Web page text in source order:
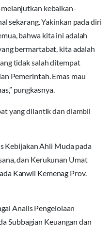
kebaikan-
sekarang. Yakinkan pada diri
bahwa kita ini adalah
bermartabat, kita adalah
tidak salah ditempat
Pemerintah. Emas mau
pungkasnya.
yang dilantik dan diambil
Kebijakan Ahli Muda pada
dan Kerukunan Umat
Kanwil Kemenag Prov.
Analis Pengelolaan
Subbagian Keuangan dan